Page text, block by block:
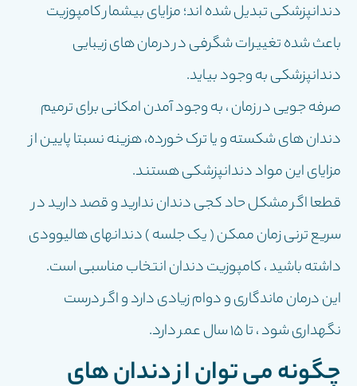
دندانپزشکی تبدیل شده اند؛ مزایای بیشمار کامپوزیت
باعث شده تغییرات شگرفی در درمان های زیبایی
دندانپزشکی به وجود بیاید.
صرفه جویی در زمان ، به وجود آمدن امکانی برای ترمیم
دندان های شکسته و یا ترک خورده، هزینه نسبتا پایین از
مزایای این مواد دندانپزشکی هستند.
قطعا اگر مشکل حاد کجی دندان ندارید و قصد دارید در
سریع ترنی زمان ممکن ( یک جلسه ) دندانهای هالیوودی
داشته باشید ، کامپوزیت دندان انتخاب مناسبی است.
این درمان ماندگاری و دوام زیادی دارد و اگر درست
نگهداری شود ، تا 15 سال عمر دارد.
چگونه می توان از دندان های